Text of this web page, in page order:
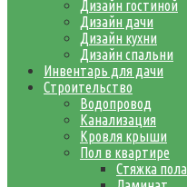
Дизайн гостиной
Дизайн дачи
Дизайн кухни
Дизайн спальни
Инвентарь для дачи
Строительство
Водопровод
Канализация
Кровля крыши
Пол в квартире
Стяжка пола